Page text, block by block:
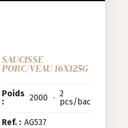
SAUCISSE
PORC/VEAU 16X125G
Poids
:
2000 • 2
pcs/bac
Ref. : AG537